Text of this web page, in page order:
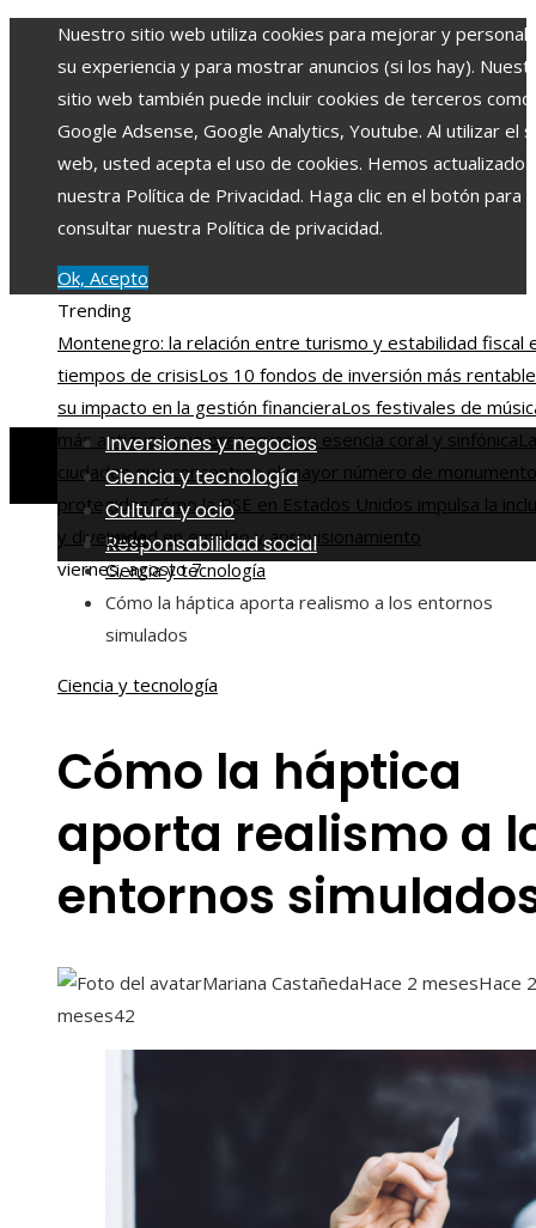
Nuestro sitio web utiliza cookies para mejorar y
su experiencia y para mostrar anuncios (si los hay).
sitio web también puede incluir cookies de terceros como
Google Adsense, Google Analytics, Youtube. Al utilizar el
web, usted acepta el uso de cookies. Hemos actualizado
nuestra Política de Privacidad. Haga clic en el botón para
consultar nuestra Política de privacidad.
Ok, Acepto
Trending
Montenegro: la relación entre turismo y estabilidad fiscal
tiempos de crisisLos 10 fondos de inversión más
su impacto en la gestión financieraLos festivales de
más antiguos que preservan su esencia coral y sinfónica
ciudades que concentran el mayor número de
protegidosCómo la RSE en Estados Unidos impulsa la
y diversidad en empleo y aprovisionamiento
viernes, agosto 7
Inversiones y negocios
Ciencia y tecnología
Cultura y ocio
Responsabilidad social
Inicio
Ciencia y tecnología
Cómo la háptica aporta realismo a los entornos
simulados
Ciencia y tecnología
Cómo la háptica
aporta realismo a
entornos
Mariana CastañedaHace 2 mesesHace 2
meses42